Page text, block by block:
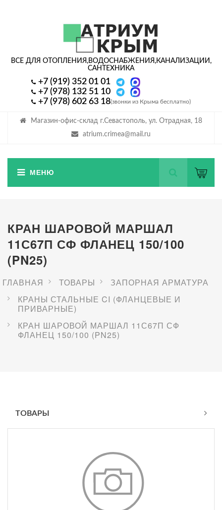
Магазин-офис-склад г.Севастополь, ул. Отрадная, 18
atrium.crimea@mail.ru
ВСЕ ДЛЯ ОТОПЛЕНИЯ,ВОДОСНАБЖЕНИЯ,КАНАЛИЗАЦИИ,
САНТЕХНИКА
+7 (919) 352 01 01
+7 (978) 132 51 10
+7 (978) 602 63 18(звонки из Крыма бесплатно)
КРАН ШАРОВОЙ МАРШАЛ
11С67П СФ ФЛАНЕЦ 150/100
(PN25)
ГЛАВНАЯ ТОВАРЫ
ЗАПОРНАЯ АРМАТУРА
КРАНЫ СТАЛЬНЫЕ CI (ФЛАНЦЕВЫЕ И
ПРИВАРНЫЕ)
КРАН ШАРОВОЙ МАРШАЛ 11С67П СФ
ФЛАНЕЦ 150/100 (PN25)
ТОВАРЫ